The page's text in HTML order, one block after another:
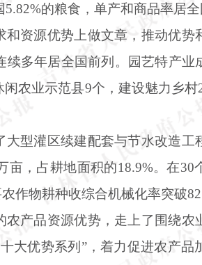
的粮食，单产和商品率居全
和资源优势上做文章，推动优
多年居全国前列。园艺特产
闲农业示范县9个，建设魅力乡
大型灌区续建配套与节水改造
亩，占耕地面积的18.9%。在
作物耕种收综合机械化率突破
农产品资源优势，走上了围绕
十大优势系列”，着力促进农产